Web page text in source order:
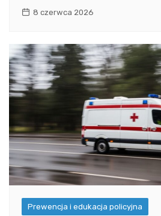
8 czerwca 2026
Prewencja i edukacja policyjna